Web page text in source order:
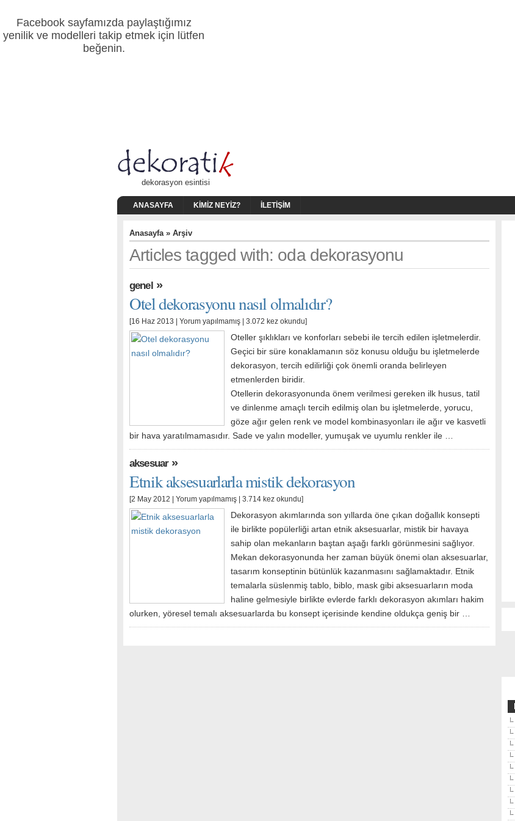
Facebook sayfamızda paylaştığımız
yenilik ve modelleri takip etmek için lütfen
beğenin.
dekorasyon esintisi
ANASAYFA KIMIZ NEYIZ? İLETIŞIM
Anasayfa» Arşiv
Articles tagged with: oda dekorasyonu
genel»
Otel dekorasyonu nasıl olmalıdır?
[16 Haz 2013 | Yorum yapılmamış | 3.072 kez okundu]
Oteller şıklıkları ve konforları sebebi ile tercih edilen işletmelerdir.
Geçici bir süre konaklamanın söz konusu olduğu bu işletmelerde
dekorasyon, tercih edilirliği çok önemli oranda belirleyen
etmenlerden biridir.
Otellerin dekorasyonunda önem verilmesi gereken ilk husus, tatil
ve dinlenme amaçlı tercih edilmiş olan bu işletmelerde, yorucu,
göze ağır gelen renk ve model kombinasyonları ile ağır ve kasvetli
bir hava yaratılmamasıdır. Sade ve yalın modeller, yumuşak ve uyumlu renkler ile …
aksesuar»
Etnik aksesuarlarla mistik dekorasyon
[2 May 2012 | Yorum yapılmamış | 3.714 kez okundu]
Dekorasyon akımlarında son yıllarda öne çıkan doğallık konsepti
ile birlikte popülerliği artan etnik aksesuarlar, mistik bir havaya
sahip olan mekanların baştan aşağı farklı görünmesini sağlıyor.
Mekan dekorasyonunda her zaman büyük önemi olan aksesuarlar,
tasarım konseptinin bütünlük kazanmasını sağlamaktadır. Etnik
temalarla süslenmiş tablo, biblo, mask gibi aksesuarların moda
haline gelmesiyle birlikte evlerde farklı dekorasyon akımları hakim
olurken, yöresel temalı aksesuarlarda bu konsept içerisinde kendine oldukça geniş bir …